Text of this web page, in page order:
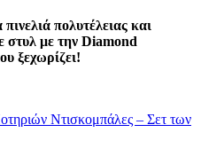
πολυτέλειας και
στυλ με την Diamond
ξεχωρίζει!